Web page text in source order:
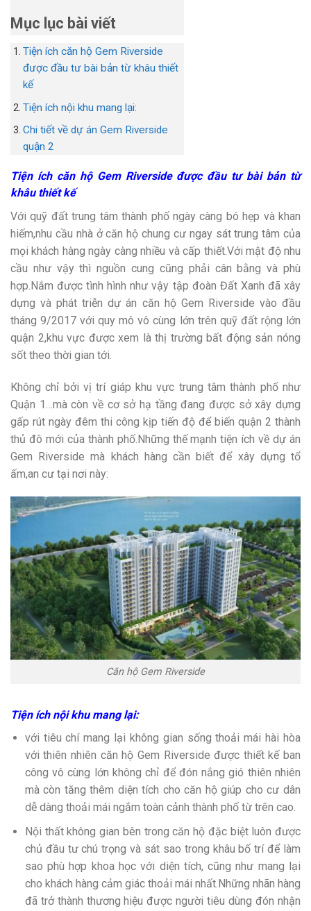
Mục lục bài viết
Tiện ích căn hộ Gem Riverside
được đầu tư bài bản từ khâu thiết
kế
Tiện ích nội khu mang lại:
Chi tiết về dự án Gem Riverside
quận 2
Tiện ích căn hộ Gem Riverside được đầu tư bài bản từ
khâu thiết kế
Với quỹ đất trung tâm thành phố ngày càng bó hẹp và khan
hiếm,nhu cầu nhà ở căn hộ chung cư ngay sát trung tâm của
mọi khách hàng ngày càng nhiều và cấp thiết.Với mật độ nhu
cầu như vậy thì nguồn cung cũng phải cân bằng và phù
hợp.Nắm được tình hình như vậy tập đoàn Đất Xanh đã xây
dựng và phát triễn dự án căn hộ Gem Riverside vào đầu
tháng 9/2017 với quy mô vô cùng lớn trên quỹ đất rộng lớn
quận 2,khu vực được xem là thị trường bất động sản nóng
sốt theo thời gian tới.
Không chỉ bởi vị trí giáp khu vực trung tâm thành phố như
Quận 1…mà còn về cơ sở hạ tầng đang được sở xây dựng
gấp rút ngày đêm thi công kịp tiến độ để biến quận 2 thành
thủ đô mới của thành phố.Những thế mạnh tiện ích về dự án
Gem Riverside mà khách hàng cần biết để xây dựng tổ
ấm,an cư tại nơi này:
Căn hộ Gem Riverside
Tiện ích nội khu mang lại:
với tiêu chí mang lại không gian sống thoải mái hài hòa
với thiên nhiên căn hộ Gem Riverside được thiết kế ban
công vô cùng lớn không chỉ để đón nắng gió thiên nhiên
mà còn tăng thêm diện tích cho căn hộ giúp cho cư dân
dễ dàng thoải mái ngắm toàn cảnh thành phố từ trên cao.
Nội thất không gian bên trong căn hộ đặc biệt luôn được
chủ đầu tư chú trọng và sát sao trong khâu bố trí để làm
sao phù hợp khoa học với diện tích, cũng như mang lại
cho khách hàng cảm giác thoải mái nhất.Những nhãn hàng
đã trở thành thương hiệu được người tiêu dùng đón nhận